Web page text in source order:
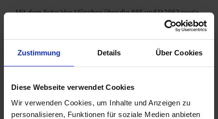
Zustimmung Details Über Cookies
Diese Webseite verwendet Cookies
Wir verwenden Cookies, um Inhalte und Anzeigen zu
personalisieren, Funktionen für soziale Medien anbieten
Mit dem Auto: Von München über die A95 und St2062 sowie
Öffentliche Verkehrsmittel
Buslinien in und durch Murnau: